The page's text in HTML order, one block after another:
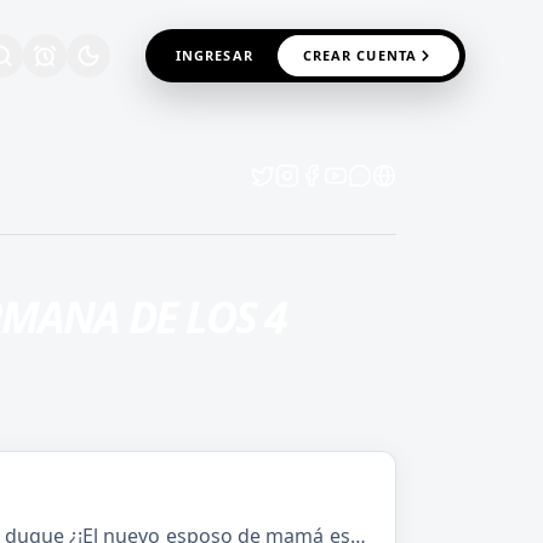
INGRESAR CREAR CUENTA
¿¡El nuevo esposo de mamá es…